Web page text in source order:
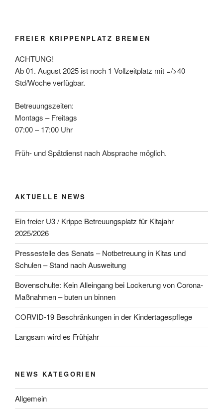
FREIER KRIPPENPLATZ BREMEN
ACHTUNG!
Ab 01. August 2025 ist noch 1 Vollzeitplatz mit =/>40
Std/Woche verfügbar.
Betreuungszeiten:
Montags – Freitags
07:00 – 17:00 Uhr
Früh- und Spätdienst nach Absprache möglich.
AKTUELLE NEWS
Ein freier U3 / Krippe Betreuungsplatz für Kitajahr
2025/2026
Pressestelle des Senats – Notbetreuung in Kitas und
Schulen – Stand nach Ausweitung
Bovenschulte: Kein Alleingang bei Lockerung von Corona-
Maßnahmen – buten un binnen
CORVID-19 Beschränkungen in der Kindertagespflege
Langsam wird es Frühjahr
NEWS KATEGORIEN
Allgemein